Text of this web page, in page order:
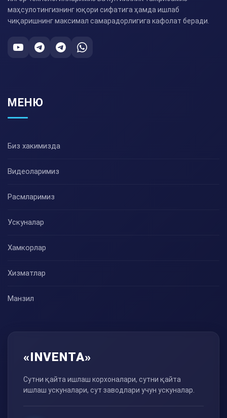
маҳсулотингизнинг юқори сифатига ҳамда ишлаб
чиқаришнинг максимал самарадорлигига кафолат беради.
МЕНЮ
Биз хакимизда
Видеоларимиз
Расмларимиз
Ускуналар
Хамкорлар
Хизматлар
Манзил
«INVENTA»
Сутни қайта ишлаш корхоналари, сутни қайта
ишлаш ускуналари, сут заводлари учун ускуналар.